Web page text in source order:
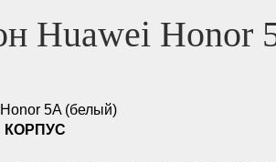
Huawei Honor
5A (белый)